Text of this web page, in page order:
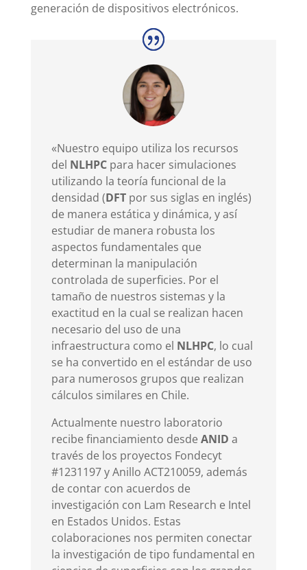
generación de dispositivos electrónicos.
«Nuestro equipo utiliza los recursos
del NLHPCpara hacer simulaciones
utilizando la teoría funcional de la
densidad (DFTpor sus siglas en inglés)
de manera estática y dinámica, y así
estudiar de manera robusta los
aspectos fundamentales que
determinan la manipulación
controlada de superficies. Por el
tamaño de nuestros sistemas y la
exactitud en la cual se realizan hacen
necesario del uso de una
infraestructura como el NLHPC, lo cual
se ha convertido en el estándar de uso
para numerosos grupos que realizan
cálculos similares en Chile.
Actualmente nuestro laboratorio
recibe financiamiento desde ANID a
través de los proyectos Fondecyt
#1231197 y Anillo ACT210059, además
de contar con acuerdos de
investigación con Lam Research e Intel
en Estados Unidos. Estas
colaboraciones nos permiten conectar
la investigación de tipo fundamental en